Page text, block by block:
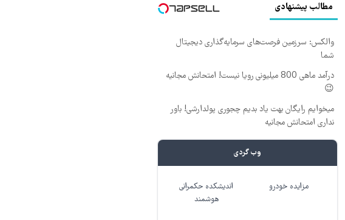
مطالب پیشنهادی
والکس: سرزمین فرصت‌های سرمایه‌گذاری دیجیتال
شما
درآمد ماهی 800 میلیونی رویا نیست! امتحانش مجانیه
😉
میخوایم رایگان بهت یاد بدیم چجوری پولدارشی! باور
نداری امتحانش مجانیه
وب گردی
مزایده خودرو
اندیشکده حکمرانی
هوشمند